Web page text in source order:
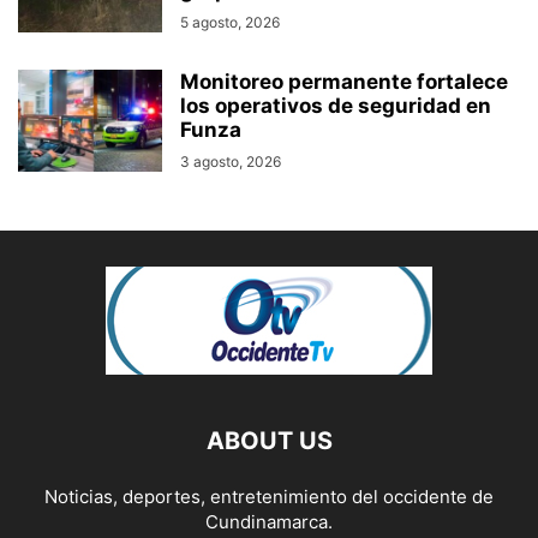
5 agosto, 2026
Monitoreo permanente fortalece
los operativos de seguridad en
Funza
3 agosto, 2026
ABOUT US
Noticias, deportes, entretenimiento del occidente de
Cundinamarca.